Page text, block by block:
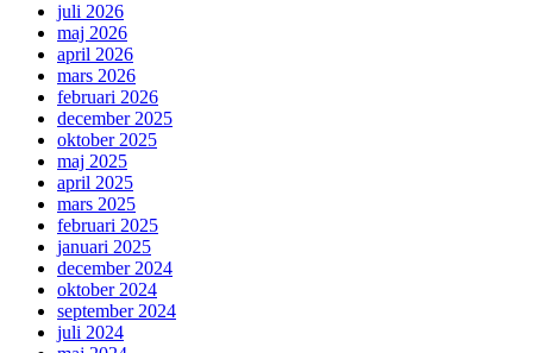
juli 2026
maj 2026
april 2026
mars 2026
februari 2026
december 2025
oktober 2025
maj 2025
april 2025
mars 2025
februari 2025
januari 2025
december 2024
oktober 2024
september 2024
juli 2024